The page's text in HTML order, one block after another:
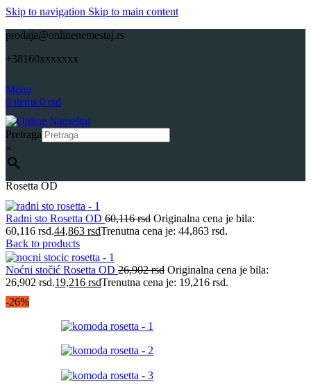
Skip to navigation Skip to main content
prodaja@onlinenemestaj.rs
+38160xxxxxxx
Menu
0 items 0 rsd
Pretraga
×
Rosetta OD
Radni sto Rosetta OD 60,116rsd Originalna cena je bila:
60,116 rsd.44,863 rsdTrenutna cena je: 44,863 rsd.
Back to products
Noćni stočić Rosetta OD 26,902rsd Originalna cena je bila:
26,902 rsd.19,216 rsdTrenutna cena je: 19,216 rsd.
-26%